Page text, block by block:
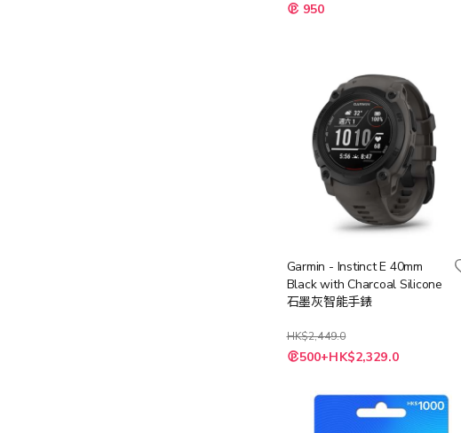
950
Garmin - Instinct E 40mm
Black with Charcoal Silicone
石墨灰智能手錶
HK$2,449.0
特
殊 500+HK$2,329.0